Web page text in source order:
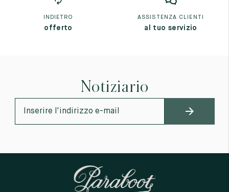
INDIETRO
offerto
ASSISTENZA CLIENTI
al tuo servizio
Notiziario